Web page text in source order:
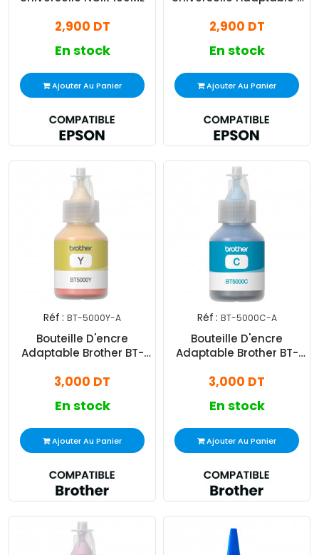
2,900 DT
En stock
Ajouter Au Panier
2,900 DT
En stock
Ajouter Au Panier
Réf : BT-5000Y-A
Bouteille D'encre
Adaptable Brother BT-
3,000 DT
En stock
Ajouter Au Panier
Réf : BT-5000C-A
Bouteille D'encre
Adaptable Brother BT-
3,000 DT
En stock
Ajouter Au Panier